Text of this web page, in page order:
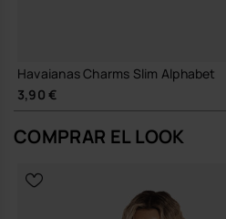
Havaianas Charms Slim Alphabet
3,90 €
COMPRAR EL LOOK